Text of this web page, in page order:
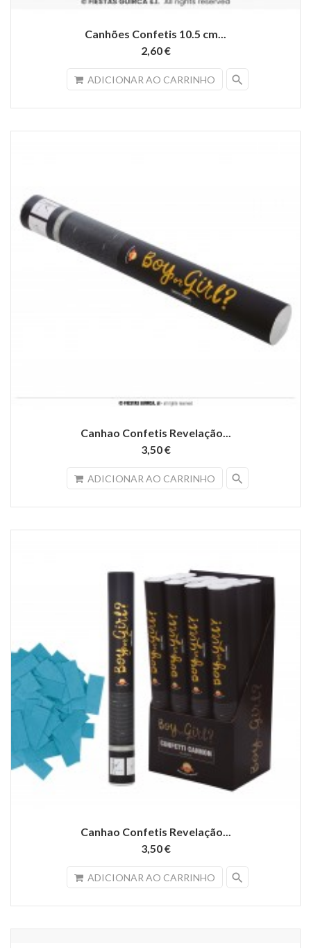
Canhões Confetis 10.5 cm...
2,60 €
ADICIONAR AO CARRINHO search
Canhao Confetis Revelação...
3,50 €
ADICIONAR AO CARRINHO search
Canhao Confetis Revelação...
3,50 €
ADICIONAR AO CARRINHO search